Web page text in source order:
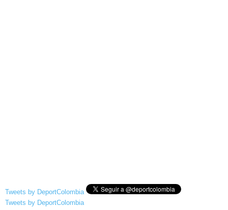
Tweets by DeportColombia
Tweets by DeportColombia